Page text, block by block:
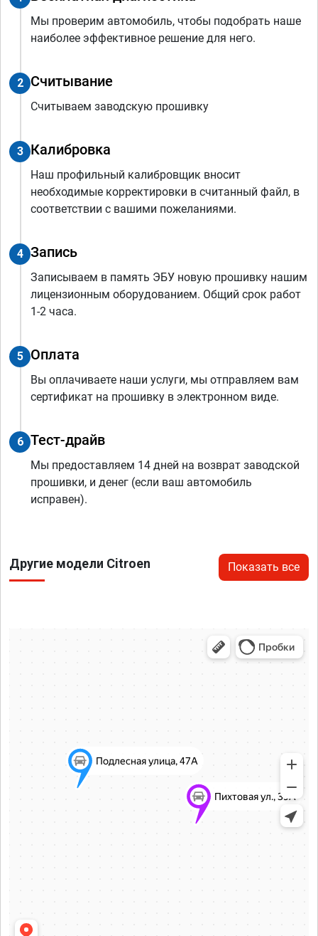
Мы проверим автомобиль, чтобы подобрать наше
наиболее эффективное решение для него.
2 Считывание
Считываем заводскую прошивку
3 Калибровка
Наш профильный калибровщик вносит
необходимые корректировки в считанный файл, в
соответствии с вашими пожеланиями.
4 Запись
Записываем в память ЭБУ новую прошивку нашим
лицензионным оборудованием. Общий срок работ
1-2 часа.
5 Оплата
Вы оплачиваете наши услуги, мы отправляем вам
сертификат на прошивку в электронном виде.
6 Тест-драйв
Мы предоставляем 14 дней на возврат заводской
прошивки, и денег (если ваш автомобиль
исправен).
Другие модели Citroen Показать все